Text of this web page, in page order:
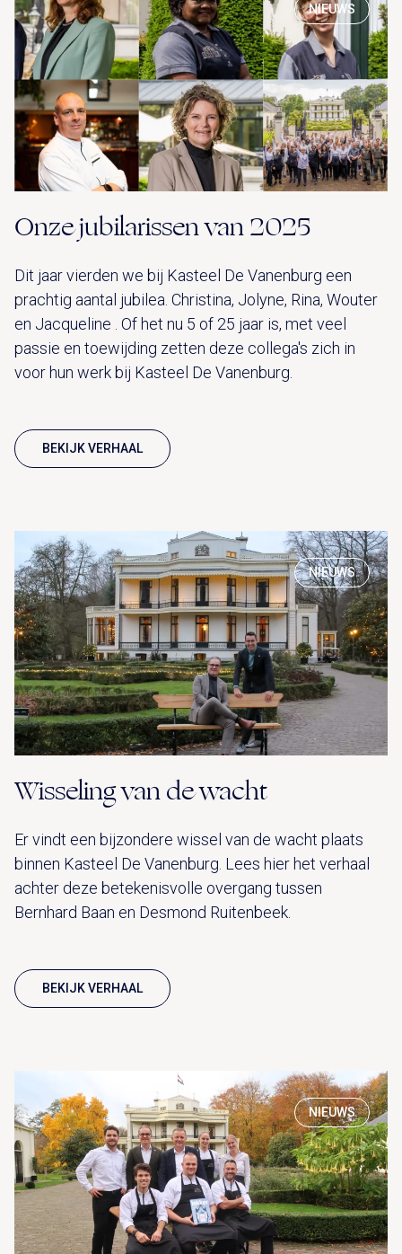
NIEUWS
Onze jubilarissen van 2025
Dit jaar vierden we bij Kasteel De Vanenburg een
prachtig aantal jubilea. Christina, Jolyne, Rina, Wouter
en Jacqueline . Of het nu 5 of 25 jaar is, met veel
passie en toewijding zetten deze collega's zich in
voor hun werk bij Kasteel De Vanenburg.
BEKIJK VERHAAL
NIEUWS
Wisseling van de wacht
Er vindt een bijzondere wissel van de wacht plaats
binnen Kasteel De Vanenburg. Lees hier het verhaal
achter deze betekenisvolle overgang tussen
Bernhard Baan en Desmond Ruitenbeek.
BEKIJK VERHAAL
NIEUWS